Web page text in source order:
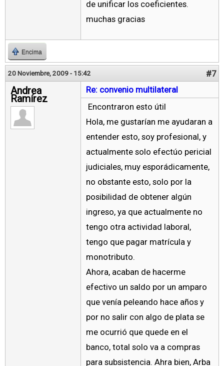
de unificar los coeficientes.
muchas gracias
Encima
20 Noviembre, 2009 - 15:42 #7
Andrea
Ramírez
Re: convenio multilateral
Encontraron esto útil
Hola, me gustarían me ayudaran a
entender esto, soy profesional, y
actualmente solo efectúo pericial
judiciales, muy esporádicamente,
no obstante esto, solo por la
posibilidad de obtener algún
ingreso, ya que actualmente no
tengo otra actividad laboral,
tengo que pagar matrícula y
monotributo.
Ahora, acaban de hacerme
efectivo un saldo por un amparo
que venía peleando hace años y
por no salir con algo de plata se
me ocurrió que quede en el
banco, total solo va a compras
para subsistencia. Ahra bien, Arba